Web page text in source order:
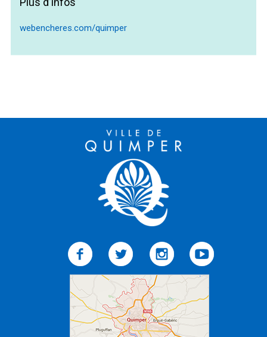
webencheres.com/quimper